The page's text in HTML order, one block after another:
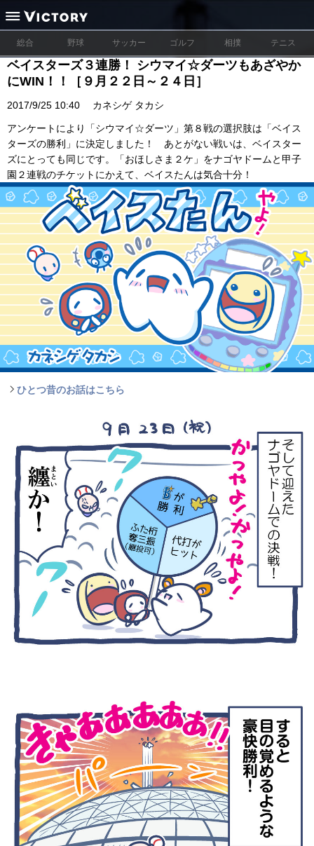
総合 野球 サッカー ゴルフ 相撲 テニス
ベイスターズ３連勝！ シウマイ☆ダーツもあざやか
にWIN！！［９月２２日～２４日］
2017/9/25 10:40 カネシゲ タカシ
アンケートにより「シウマイ☆ダーツ」第８戦の選択肢は「ベイス
ターズの勝利」に決定しました！ あとがない戦いは、ベイスター
ズにとっても同じです。「おほしさま２ケ」をナゴヤドームと甲子
園２連戦のチケットにかえて、ベイスたんは気合十分！
ひとつ昔のお話はこちら